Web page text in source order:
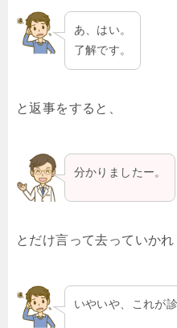
あ、はい。
了解です。
と返事をすると、
分かりましたー。
とだけ言って去っていかれ
いやいや、これが